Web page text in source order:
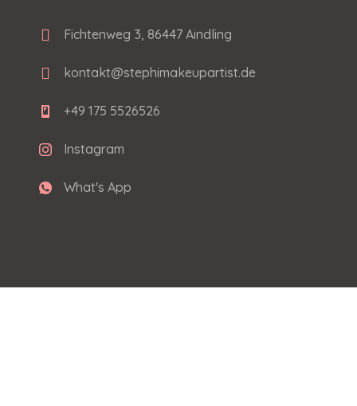
Fichtenweg 3, 86447 Aindling
kontakt@stephimakeupartist.de
+49 175 5526526
Instagram
What's App